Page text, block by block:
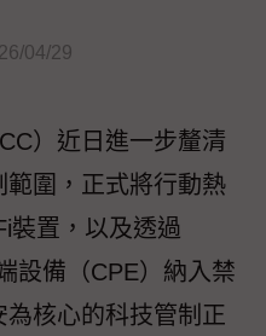
04/29
）近日進一步釐清
圍，正式將行動熱
裝置，以及透過
設備（CPE）納入禁
核心的科技管制正